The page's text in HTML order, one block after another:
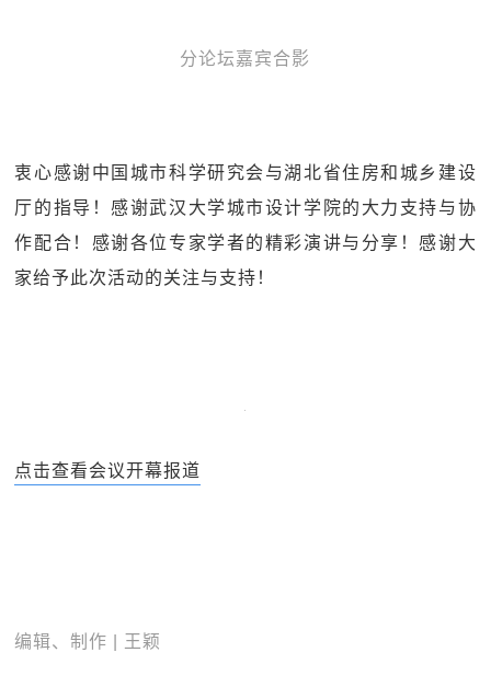
分论坛嘉宾合影
衷心感谢中国城市科学研究会与湖北省住房和城乡建设
厅的指导！感谢武汉大学城市设计学院的大力支持与协
作配合！感谢各位专家学者的精彩演讲与分享！感谢大
家给予此次活动的关注与支持！
点击查看会议开幕报道
编辑、制作 | 王颖